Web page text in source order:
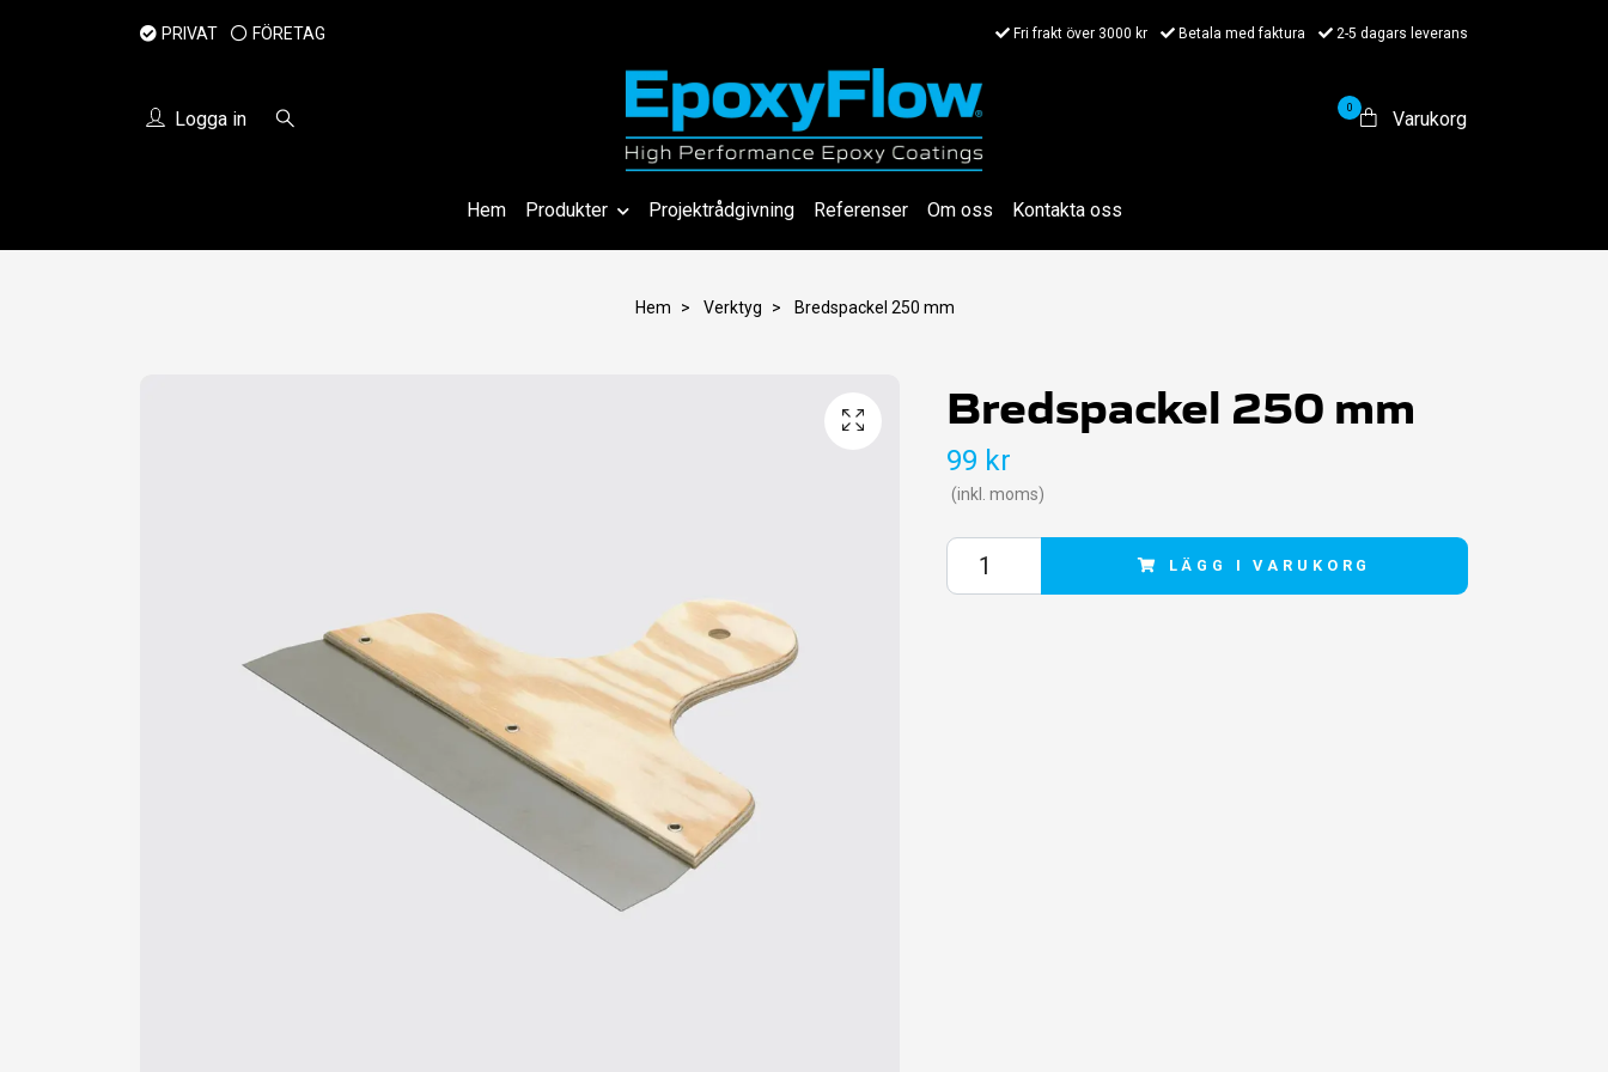
PRIVAT FÖRETAG Fri frakt över 3000 kr Betala med faktura 2-5 dagars leverans
Logga in
0
Varukorg
Hem Produkter Projektrådgivning Referenser Om oss Kontakta oss
Hem Verktyg Bredspackel 250 mm
Bredspackel 250 mm
99 kr
(inkl. moms)
LÄGG I VARUKORG